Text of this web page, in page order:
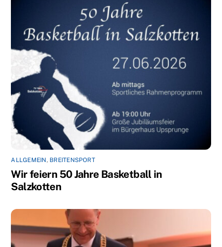
ALLGEMEIN, BREITENSPORT
Wir feiern 50 Jahre Basketball in
Salzkotten